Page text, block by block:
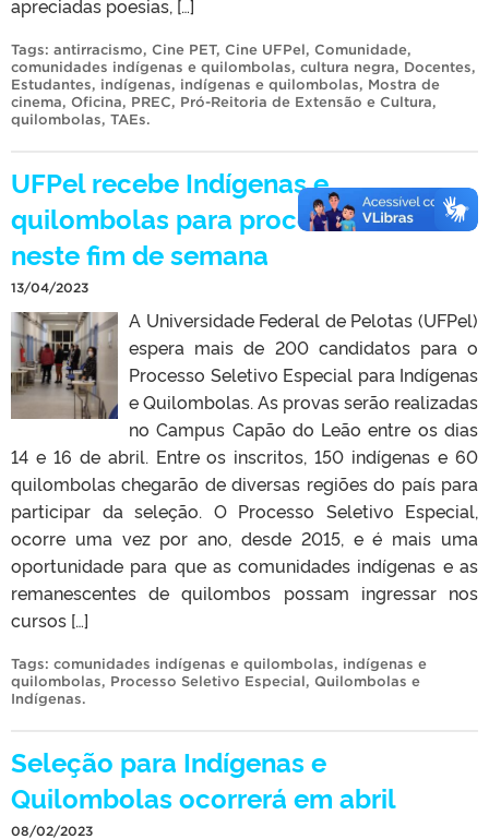
apreciadas poesias, […]
Tags: antirracismo, Cine PET, Cine UFPel, Comunidade,
comunidades indígenas e quilombolas, cultura negra, Docentes,
Estudantes, indígenas, indígenas e quilombolas, Mostra de
cinema, Oficina, PREC, Pró-Reitoria de Extensão e Cultura,
quilombolas, TAEs.
UFPel recebe Indígenas e
quilombolas para processo seletivo
neste fim de semana
13/04/2023
A Universidade Federal de Pelotas (UFPel)
espera mais de 200 candidatos para o
Processo Seletivo Especial para Indígenas
e Quilombolas. As provas serão realizadas
no Campus Capão do Leão entre os dias
14 e 16 de abril. Entre os inscritos, 150 indígenas e 60
quilombolas chegarão de diversas regiões do país para
participar da seleção. O Processo Seletivo Especial,
ocorre uma vez por ano, desde 2015, e é mais uma
oportunidade para que as comunidades indígenas e as
remanescentes de quilombos possam ingressar nos
cursos […]
Tags: comunidades indígenas e quilombolas, indígenas e
quilombolas, Processo Seletivo Especial, Quilombolas e
Indígenas.
Seleção para Indígenas e
Quilombolas ocorrerá em abril
08/02/2023